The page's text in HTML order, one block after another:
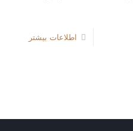
اطلاعات بیشتر